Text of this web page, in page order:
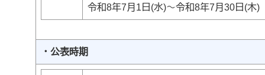
令和8年7月1日(水)～令和8年7月30日(木)
・公表時期